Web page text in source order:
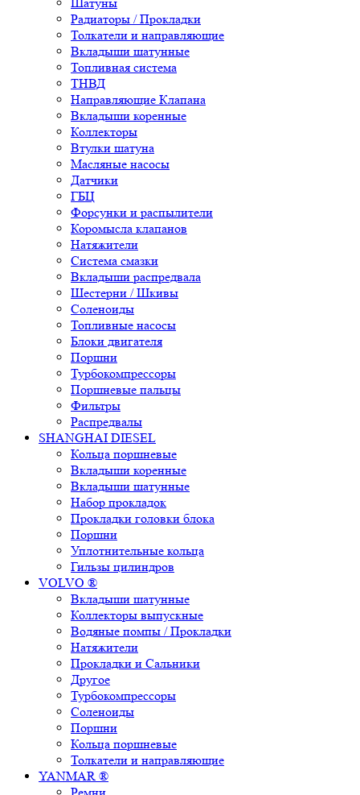
Радиаторы / Прокладки
Толкатели и направляющие
Вкладыши шатунные
Топливная система
ТНВД
Направляющие Клапана
Вкладыши коренные
Коллекторы
Втулки шатуна
Масляные насосы
Датчики
ГБЦ
Форсунки и распылители
Коромысла клапанов
Натяжители
Система смазки
Вкладыши распредвала
Шестерни / Шкивы
Соленоиды
Топливные насосы
Блоки двигателя
Поршни
Турбокомпрессоры
Поршневые пальцы
Фильтры
Распредвалы
SHANGHAI DIESEL
Кольца поршневые
Вкладыши коренные
Вкладыши шатунные
Набор прокладок
Прокладки головки блока
Поршни
Уплотнительные кольца
Гильзы цилиндров
VOLVO ®
Вкладыши шатунные
Коллекторы выпускные
Водяные помпы / Прокладки
Натяжители
Прокладки и Сальники
Другое
Турбокомпрессоры
Соленоиды
Поршни
Кольца поршневые
Толкатели и направляющие
YANMAR ®